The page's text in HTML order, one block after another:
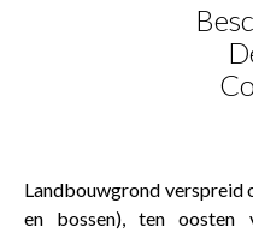
Landbouwgrond verspreid
en bossen), ten oosten